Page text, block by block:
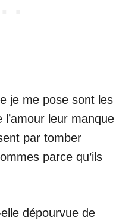
je me pose sont les
leur manque
par tomber
parce qu’ils
dépourvue de